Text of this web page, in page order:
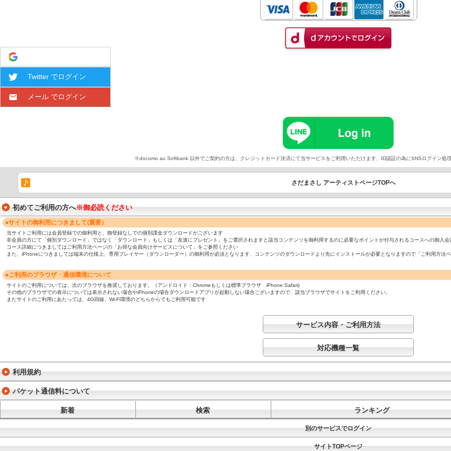
Twitter でログイン
メール でログイン
※docomo au Softbank 以外でご契約の方は、クレジットカード決済にて当サービスをご利用いただけます、ID認証の為にSNSログイン処
さだまさし アーティストページTOPへ
初めてご利用の方へ※御必読ください
●サイトの御利用につきまして(重要）
当サイトご利用には会員登録での御利用と、御登録なしでの個別課金ダウンロードがございます
非会員の方にて「個別ダウンロード」ではなく「ダウンロード」もしくは「友達にプレゼント」をご選択されますと該当コンテンツを御利用するのに必要なポイントが付与されるコースへの御入会
コース詳細につきましてはご利用方法ページの「お得な会員向けサービスについて」をご参照ください
また、iPhoneにつきましては端末の仕様上、専用プレイヤー（ダウンローダー）の御利用が必須となります、コンテンツのダウンロードより先にインストールが必要となりますので「ご利用方法
●ご利用のブラウザ・通信環境について
サイトのご利用については、次のブラウザを推奨しております。（アンドロイド：Chromeもしくは標準ブラウザ iPhone:Safari)
その他のブラウザでの表示については表示されない場合やiPhoneの場合ダウンロードアプリが起動しない場合ございますので、該当ブラウザでサイトをご利用ください。
またサイトのご利用にあたっては、4G回線、Wi-Fi環境のどちらからでもご利用可能です
サービス内容・ご利用方法
対応機種一覧
利用規約
パケット通信料について
新着 検索 ランキング
別のサービスでログイン
サイトTOPページ